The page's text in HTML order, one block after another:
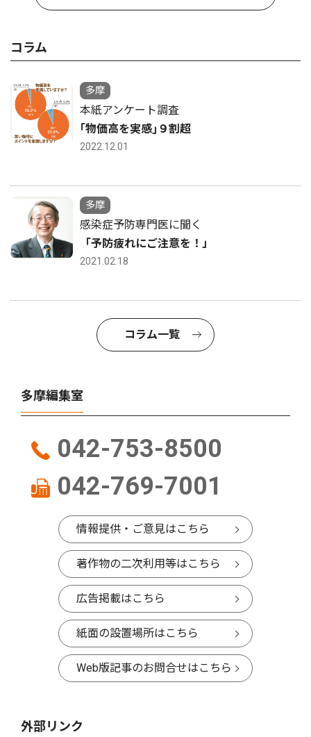
コラム
多摩
本紙アンケート調査
｢物価高を実感｣９割超
2022.12.01
多摩
感染症予防専門医に聞く
「予防疲れにご注意を！」
2021.02.18
コラム一覧
多摩編集室
042-753-8500
042-769-7001
情報提供・ご意見はこちら
著作物の二次利用等はこちら
広告掲載はこちら
紙面の設置場所はこちら
Web版記事のお問合せはこちら
外部リンク